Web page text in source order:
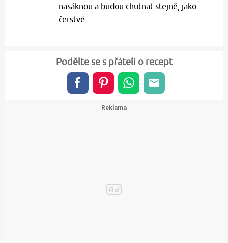
nasáknou a budou chutnat stejně, jako
čerstvé.
Podělte se s přáteli o recept